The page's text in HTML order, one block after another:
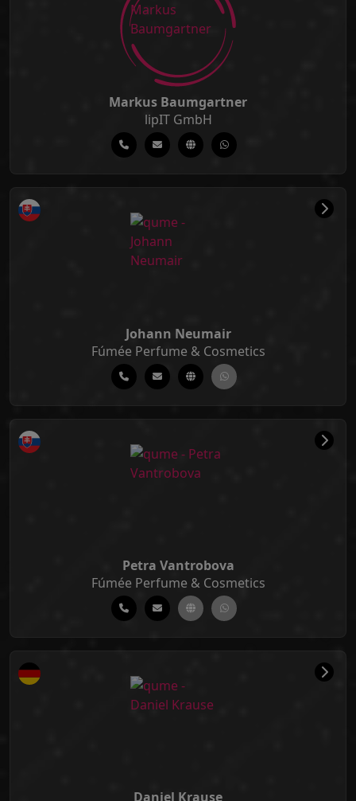
Markus Baumgartner
lipIT GmbH
Johann Neumair
Fúmée Perfume & Cosmetics
Petra Vantrobova
Fúmée Perfume & Cosmetics
Daniel Krause